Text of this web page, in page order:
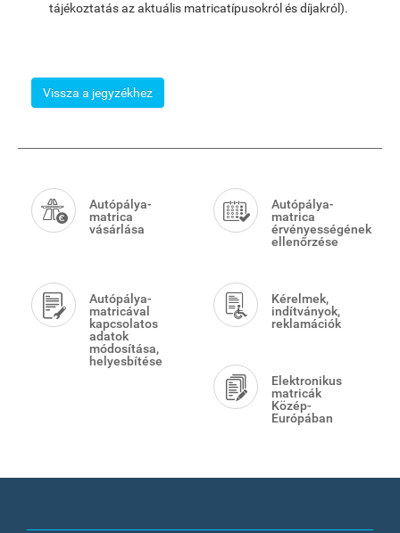
tájékoztatás az aktuális matricatípusokról és díjakról).
Vissza a jegyzékhez
Menu
Autópálya-
matrica
vásárlása
Autópálya-
matrica
érvényességének
ellenőrzése
Autópálya-
matricával
kapcsolatos
adatok
módosítása,
helyesbítése
Kérelmek,
indítványok,
reklamációk
Elektronikus
matricák
Közép-
Európában